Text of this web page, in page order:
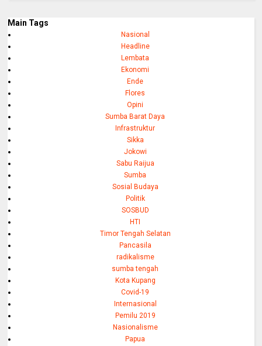
Main Tags
Nasional
Headline
Lembata
Ekonomi
Ende
Flores
Opini
Sumba Barat Daya
Infrastruktur
Sikka
Jokowi
Sabu Raijua
Sumba
Sosial Budaya
Politik
SOSBUD
HTI
Timor Tengah Selatan
Pancasila
radikalisme
sumba tengah
Kota Kupang
Covid-19
Internasional
Pemilu 2019
Nasionalisme
Papua